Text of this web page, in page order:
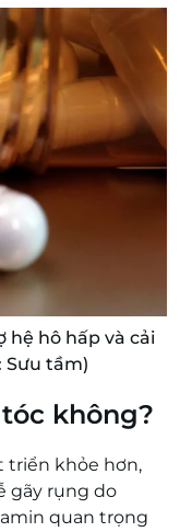
hệ hô hấp và cải
tầm)
không?
triển khỏe hơn,
gãy rụng do
quan trọng